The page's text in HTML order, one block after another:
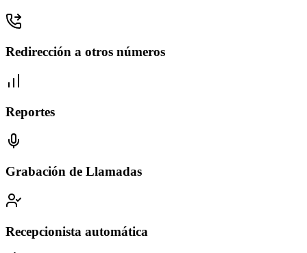
Redirección a otros números
Reportes
Grabación de Llamadas
Recepcionista automática